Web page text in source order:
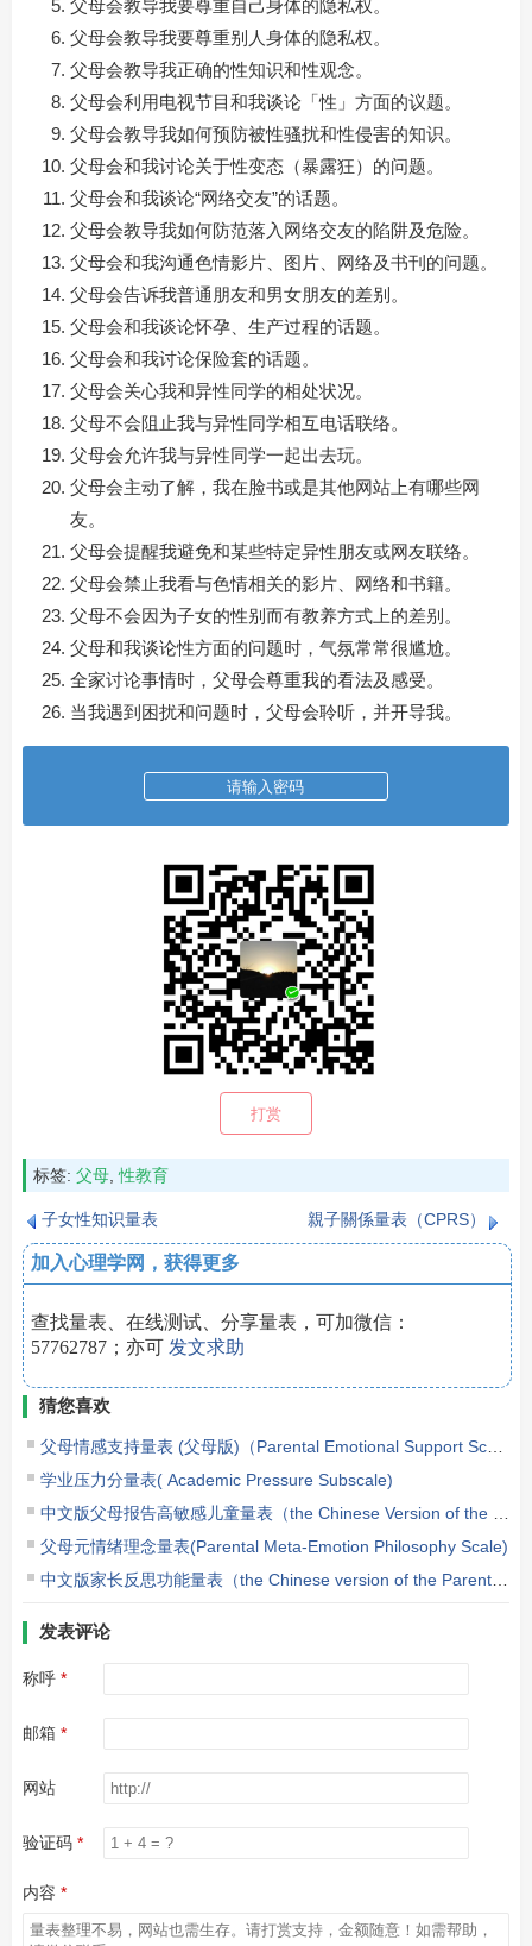
父母会教导我要尊重自己身体的隐私权。
父母会教导我要尊重别人身体的隐私权。
父母会教导我正确的性知识和性观念。
父母会利用电视节目和我谈论「性」方面的议题。
父母会教导我如何预防被性骚扰和性侵害的知识。
父母会和我讨论关于性变态（暴露狂）的问题。
父母会和我谈论“网络交友”的话题。
父母会教导我如何防范落入网络交友的陷阱及危险。
父母会和我沟通色情影片、图片、网络及书刊的问题。
父母会告诉我普通朋友和男女朋友的差别。
父母会和我谈论怀孕、生产过程的话题。
父母会和我讨论保险套的话题。
父母会关心我和异性同学的相处状况。
父母不会阻止我与异性同学相互电话联络。
父母会允许我与异性同学一起出去玩。
父母会主动了解，我在脸书或是其他网站上有哪些网
友。
父母会提醒我避免和某些特定异性朋友或网友联络。
父母会禁止我看与色情相关的影片、网络和书籍。
父母不会因为子女的性别而有教养方式上的差别。
父母和我谈论性方面的问题时，气氛常常很尴尬。
全家讨论事情时，父母会尊重我的看法及感受。
当我遇到困扰和问题时，父母会聆听，并开导我。
打赏
标签: 父母,性教育
子女性知识量表 親子關係量表（CPRS）
加入心理学网，获得更多
查找量表、在线测试、分享量表，可加微信：
57762787；亦可 发文求助
猜您喜欢
父母情感支持量表 (父母版)（Parental Emotional Support Scale，PESS）
学业压力分量表( Academic Pressure Subscale)
父母元情绪理念量表(Parental Meta-Emotion Philosophy Scale)
中文版家长反思功能量表（the Chinese version of the Parental Reflective Functioning Questionnaire，PRFQ）
发表评论
称呼
邮箱
网站
验证码
内容